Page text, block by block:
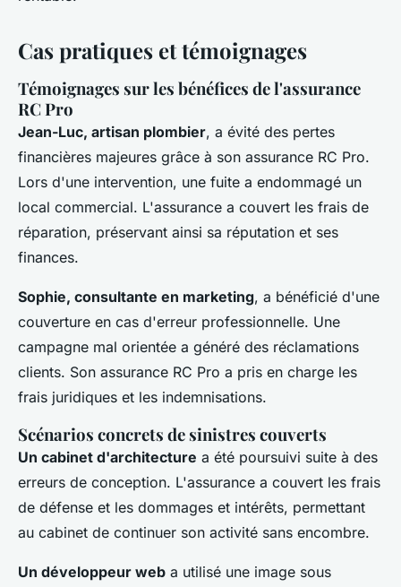
Cas pratiques et témoignages
Témoignages sur les bénéfices de l'assurance
RC Pro
Jean-Luc, artisan plombier, a évité des pertes
financières majeures grâce à son assurance RC Pro.
Lors d'une intervention, une fuite a endommagé un
local commercial. L'assurance a couvert les frais de
réparation, préservant ainsi sa réputation et ses
finances.
Sophie, consultante en marketing, a bénéficié d'une
couverture en cas d'erreur professionnelle. Une
campagne mal orientée a généré des réclamations
clients. Son assurance RC Pro a pris en charge les
frais juridiques et les indemnisations.
Scénarios concrets de sinistres couverts
Un cabinet d'architecture a été poursuivi suite à des
erreurs de conception. L'assurance a couvert les frais
de défense et les dommages et intérêts, permettant
au cabinet de continuer son activité sans encombre.
Un développeur web a utilisé une image sous